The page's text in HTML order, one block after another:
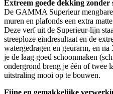
Extreem goede dekking zonder
De GAMMA Superieur
muren en plafonds een extra
Deze verf uit de Superieur-lijn
streeploze eindresultaat en de
watergedragen en geurarm, en
je de laag goed schoonmaken
ondergrond breng je één of twee
uitstraling mooi op te bouwen.